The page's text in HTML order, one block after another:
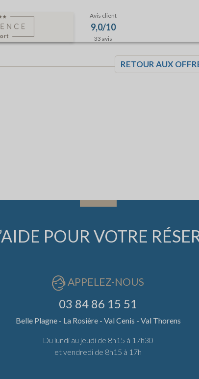
Avis client
9,0/10
33 avis
RETOUR AUX
POUR VOTRE
APPELEZ-NOUS
03 84 86 15 51
Belle Plagne - La Rosière - Val Cenis - Val Thorens
Du lundi au jeudi de 8h15 à 17h30
et vendredi de 8h15 à 17h